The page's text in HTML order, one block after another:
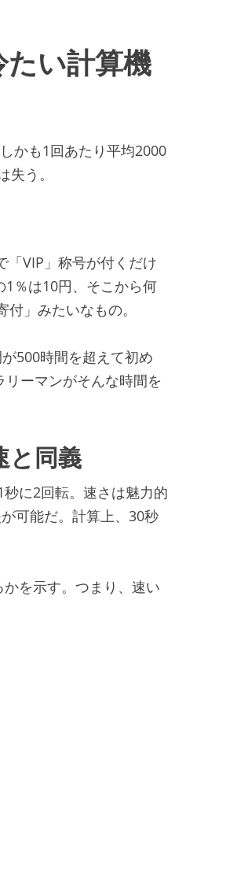
い計算機
かも1回あたり平均2000
う。
「VIP」称号が付くだけ
％は10円、そこから何
」みたいなもの。
500時間を超えて初め
ーマンがそんな時間を
と同義
に2回転。速さは魅力的
可能だ。計算上、30秒
を示す。つまり、速い